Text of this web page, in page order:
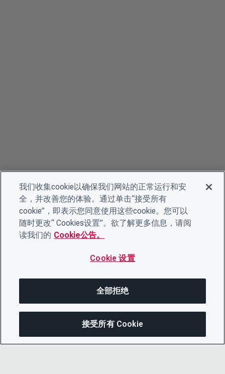
我们收集cookie以确保我们网站的正常运行和安
全，并改善您的体验。通过单击“接受所有
cookie”，即表示您同意使用这些cookie。您可以
随时更改“ Cookies设置”。欲了解更多信息，请阅
读我们的 Cookie公告。
Cookie 设置
全部拒绝
接受所有 Cookie